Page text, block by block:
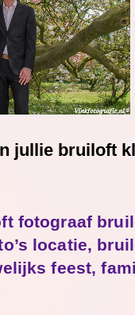
jullie bruiloft
fotograaf
locatie,
feest,